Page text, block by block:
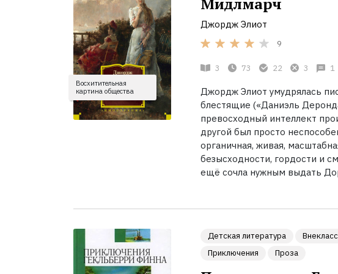
Восхитительная
картина общества
Джордж Элиот
9
3 73 22 3 1
Джордж Элиот умудрялась
блестящие («Даниэль
превосходный интеллект
другой был просто
органичная, живая,
безысходности, гордости и
ещё сочла нужным выдать
Детская литература
Приключения
Проза